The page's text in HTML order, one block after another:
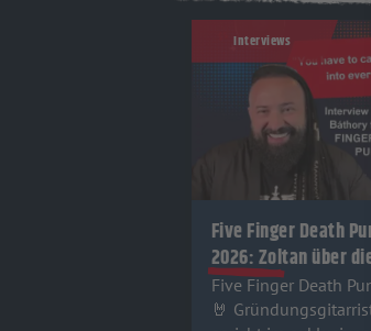
Interviews
Five Finger Death
2026: Zoltan über die
Five Finger Death
🤘